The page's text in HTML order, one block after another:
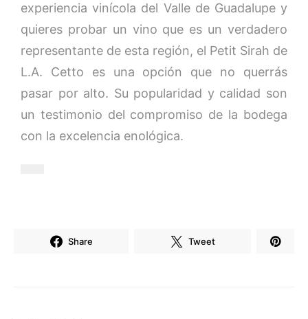
experiencia vinícola del Valle de Guadalupe y
quieres probar un vino que es un verdadero
representante de esta región, el Petit Sirah de
L.A. Cetto es una opción que no querrás
pasar por alto. Su popularidad y calidad son
un testimonio del compromiso de la bodega
con la excelencia enológica.
Share Tweet